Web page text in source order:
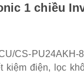
1 chiều
CS-
kiệm điện, lọc